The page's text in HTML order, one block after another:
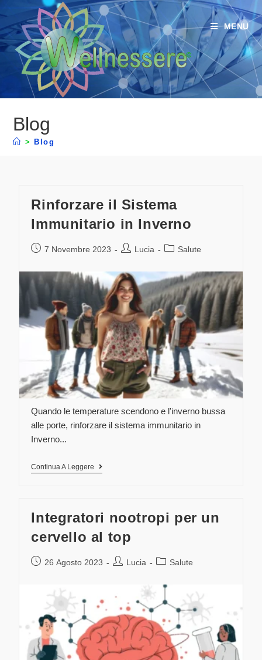
MENU
Blog
> Blog
Rinforzare il Sistema
Immunitario in Inverno
7 Novembre 2023 Lucia Salute
Quando le temperature scendono e l'inverno bussa
alle porte, rinforzare il sistema immunitario in
Inverno...
Continua A Leggere
Integratori nootropi per un
cervello al top
26 Agosto 2023 Lucia Salute